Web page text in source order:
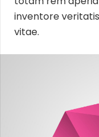
inventore
vitae.